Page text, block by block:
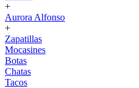
+
Aurora Alfonso
+
Zapatillas
Mocasines
Botas
Chatas
Tacos